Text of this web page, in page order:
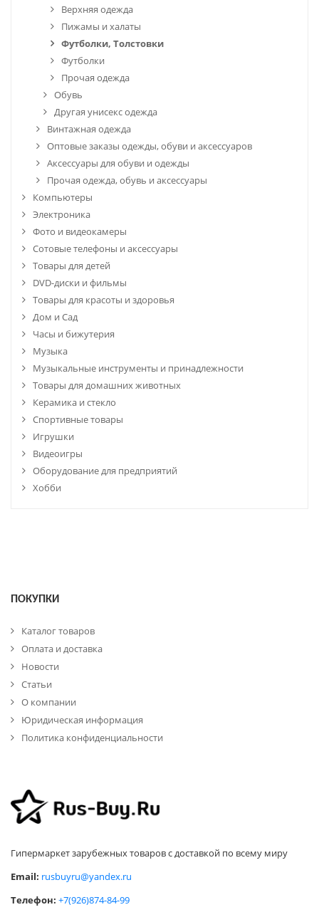
Верхняя одежда
Пижамы и халаты
Футболки, Толстовки
Футболки
Прочая одежда
Обувь
Другая унисекс одежда
Винтажная одежда
Оптовые заказы одежды, обуви и аксессуаров
Аксессуары для обуви и одежды
Прочая одежда, обувь и аксессуары
Компьютеры
Электроника
Фото и видеокамеры
Сотовые телефоны и аксессуары
Товары для детей
DVD-диски и фильмы
Товары для красоты и здоровья
Дом и Сад
Часы и бижутерия
Музыка
Музыкальные инструменты и принадлежности
Товары для домашних животных
Керамика и стекло
Спортивные товары
Игрушки
Видеоигры
Оборудование для предприятий
Хобби
ПОКУПКИ
Каталог товаров
Оплата и доставка
Новости
Статьи
О компании
Юридическая информация
Политика конфиденциальности
Гипермаркет зарубежных товаров с доставкой по всему миру
Email: rusbuyru@yandex.ru
Телефон: +7(926)874-84-99